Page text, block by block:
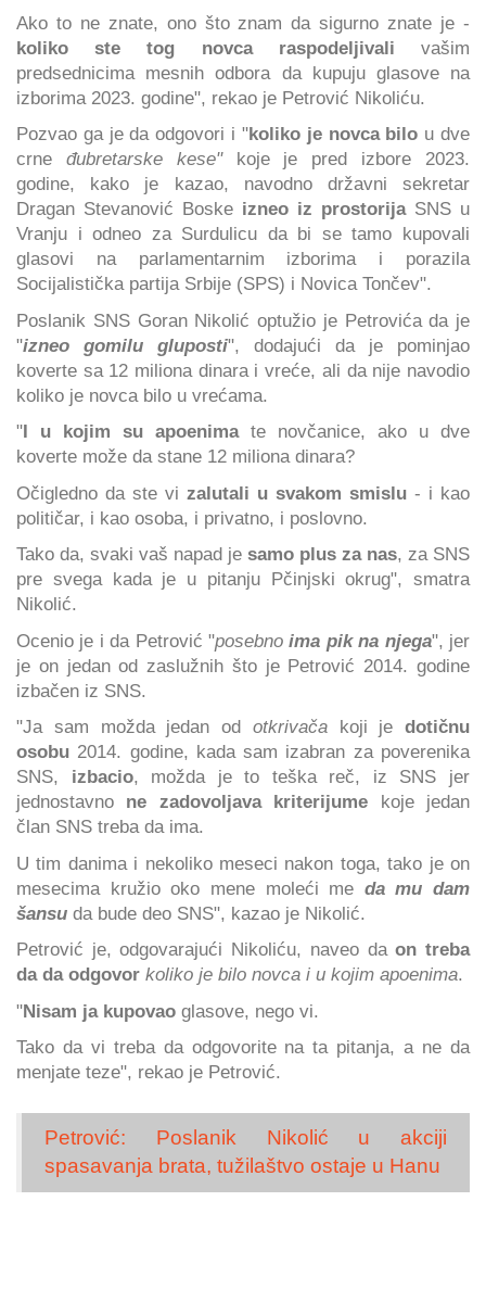
Ako to ne znate, ono što znam da sigurno znate je -
koliko ste tog novca raspodeljivali vašim
predsednicima mesnih odbora da kupuju glasove na
izborima 2023. godine", rekao je Petrović Nikoliću.
Pozvao ga je da odgovori i "koliko je novca bilo u dve
crne đubretarske kese"koje je pred izbore 2023.
godine, kako je kazao, navodno državni sekretar
Dragan Stevanović Boske izneo iz prostorija SNS u
Vranju i odneo za Surdulicu da bi se tamo kupovali
glasovi na parlamentarnim izborima i porazila
Socijalistička partija Srbije (SPS) i Novica Tončev".
Poslanik SNS Goran Nikolić optužio je Petrovića da je
"izneo gomilu gluposti", dodajući da je pominjao
koverte sa 12 miliona dinara i vreće, ali da nije navodio
koliko je novca bilo u vrećama.
" I u kojim su apoenimate novčanice, ako u dve
koverte može da stane 12 miliona dinara?
Očigledno da ste vi zalutali u svakom smislu - i kao
političar, i kao osoba, i privatno, i poslovno.
Tako da, svaki vaš napad je samo plus za nas, za SNS
pre svega kada je u pitanju Pčinjski okrug", smatra
Nikolić.
Ocenio je i da Petrović "posebnoima pik na njega", jer
je on jedan od zaslužnih što je Petrović 2014. godine
izbačen iz SNS.
"Ja sam možda jedan od otkrivačakoji je dotičnu
osobu 2014. godine, kada sam izabran za poverenika
SNS, izbacio, možda je to teška reč, iz SNS jer
jednostavno ne zadovoljava kriterijume koje jedan
član SNS treba da ima.
U tim danima i nekoliko meseci nakon toga, tako je on
mesecima kružio oko mene moleći me da mu dam
šansu da bude deo SNS", kazao je Nikolić.
Petrović je, odgovarajući Nikoliću, naveo daon treba
da da odgovor koliko je bilo novca i u kojim apoenima.
"Nisam ja kupovao glasove, nego vi.
Tako da vi treba da odgovorite na ta pitanja, a ne da
menjate teze", rekao je Petrović.
Petrović: Poslanik Nikolić u akciji
spasavanja brata, tužilaštvo ostaje u Hanu